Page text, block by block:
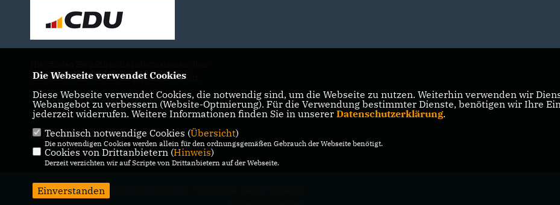
uns, unsere Arbeit und Engagement vor Ort.
IMPRESSUM DATENSCHUTZ KONTAKT
@2026 CDU Stadtverband Bad Lippspringe - Vorsitzender Bastian Heggemann
Die Webseite verwendet Cookies
Diese Webseite verwendet Cookies, die notwendig sind, um die Webseite zu nutzen. Weiterhin verwenden wir
Webangebot zu verbessern (Website-Optmierung). Für die Verwendung bestimmter Dienste, benötigen wir Ihre
jederzeit widerrufen. Weitere Informationen finden Sie in unserer Datenschutzerklärung.
Technisch notwendige Cookies (Übersicht)
Die notwendigen Cookies werden allein für den ordnungsgemäßen Gebrauch der Webseite benötigt.
Cookies von Drittanbietern (Hinweis)
Derzeit verzichten wir auf Scripte von Drittanbietern auf der Webseite.
Einverstanden